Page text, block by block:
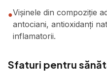
●Vișinele din compoziție
antociani, antioxidanți
inflamatorii.
Sfaturi pentru